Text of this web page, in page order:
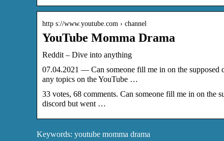
http s://www.youtube.com › channel
YouTube Momma Drama
Reddit – Dive into anything
07.04.2021 — Can someone fill me in on the
any topics on the YouTube …
33 votes, 68 comments. Can someone fill me in on the
discord but went …
Keywords: youtube momma drama